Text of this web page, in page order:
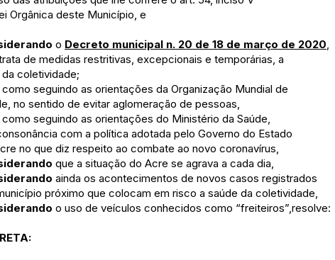
Orgânica deste Município, e
o Decreto municipal n. 20 de 18 de março de 2020,
de medidas restritivas, excepcionais e temporárias, a
coletividade;
seguindo as orientações da Organização Mundial de
no sentido de evitar aglomeração de pessoas,
seguindo as orientações do Ministério da Saúde,
com a política adotada pelo Governo do Estado
no que diz respeito ao combate ao novo coronavírus,
que a situação do Acre se agrava a cada dia,
ainda os acontecimentos de novos casos registrados
próximo que colocam em risco a saúde da coletividade,
o uso de veículos conhecidos como “freiteiros”,resolve: